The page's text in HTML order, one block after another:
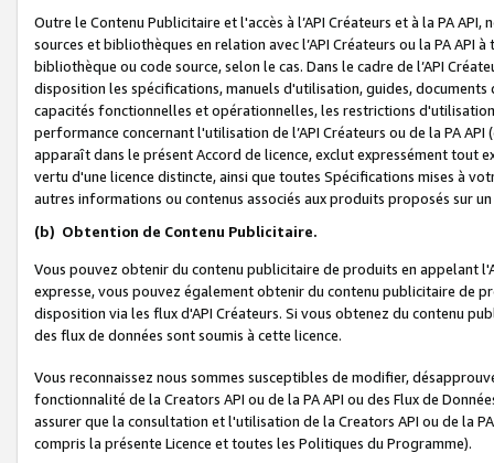
Outre le Contenu Publicitaire et l'accès à l’API Créateurs et à la PA
sources et bibliothèques en relation avec l’API Créateurs ou la PA
bibliothèque ou code source, selon le cas. Dans le cadre de l’API
disposition les spécifications, manuels d'utilisation, guides,
capacités fonctionnelles et opérationnelles, les restrictions
performance concernant l'utilisation de l’API Créateurs ou de la PA
apparaît dans le présent Accord de licence, exclut expressément tout
vertu d'une licence distincte, ainsi que toutes Spécifications mises à
autres informations ou contenus associés aux produits proposés sur
(b) Obtention de Contenu Publicitaire.
Vous pouvez obtenir du contenu publicitaire de produits en appelant
expresse, vous pouvez également obtenir du contenu publicitaire de
disposition via les flux d'API Créateurs. Si vous obtenez du contenu
des flux de données sont soumis à cette licence.
Vous reconnaissez nous sommes susceptibles de modifier,
fonctionnalité de la Creators API ou de la PA API ou des Flux de
assurer que la consultation et l'utilisation de la Creators API ou de la
compris la présente Licence et toutes les Politiques du Programme).